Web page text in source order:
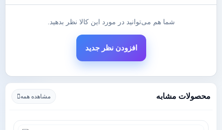
شما هم می‌توانید در مورد این کالا نظر بدهید.
افزودن نظر جدید
محصولات مشابه مشاهده همه